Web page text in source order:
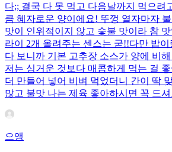
다;; 결국 다 못 먹고 다음날까지 먹으려
큼 혜자로운 양이에요! 뚜껑 열자마자
맛이 인위적이지 않고 숯불 맛이라 참
라이 2개 올려주는 센스는 굳!! ​다만 밥
다 보니까 기본 고추장 소스가 양에 비
저는 싱거운 것보다 매콤하게 먹는 걸
더 만들어 넣어 비벼 먹었더니 간이 딱
많고 불맛 나는 제육 좋아하시면 꼭 드
으앵